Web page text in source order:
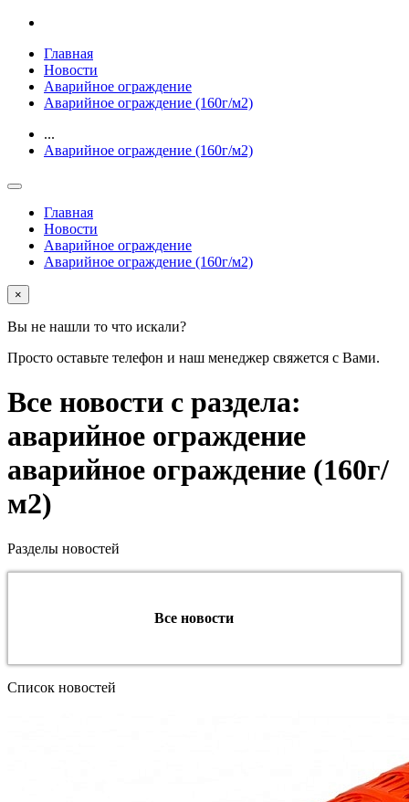
Главная
Новости
Аварийное ограждение
Аварийное ограждение (160г/м2)
...
Аварийное ограждение (160г/м2)
Главная
Новости
Аварийное ограждение
Аварийное ограждение (160г/м2)
×
Вы не нашли то что искали?
Просто оставьте телефон и наш менеджер свяжется с Вами.
Все новости с раздела:
аварийное ограждение
аварийное ограждение (160г/
м2)
Разделы новостей
Все новости
Список новостей